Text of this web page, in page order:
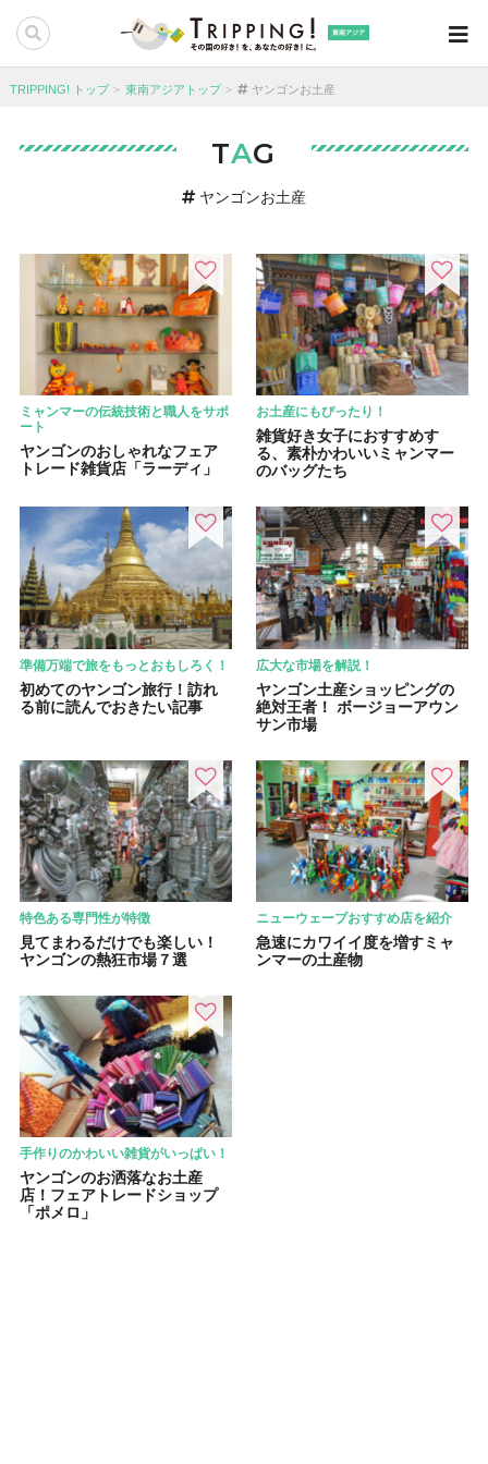
東南アジア
TRIPPING! トップ 東南アジアトップ ヤンゴンお土産
TAG
ヤンゴンお土産
ミャンマーの伝統技術と職人をサポ
ート
ヤンゴンのおしゃれなフェア
トレード雑貨店「ラーディ」
お土産にもぴったり！
雑貨好き女子におすすめす
る、素朴かわいいミャンマー
のバッグたち
準備万端で旅をもっとおもしろく！
初めてのヤンゴン旅行！訪れ
る前に読んでおきたい記事
広大な市場を解説！
ヤンゴン土産ショッピングの
絶対王者！ ボージョーアウン
サン市場
特色ある専門性が特徴
見てまわるだけでも楽しい！
ヤンゴンの熱狂市場７選
ニューウェーブおすすめ店を紹介
急速にカワイイ度を増すミャ
ンマーの土産物
手作りのかわいい雑貨がいっぱい！
ヤンゴンのお洒落なお土産
店！フェアトレードショップ
「ポメロ」